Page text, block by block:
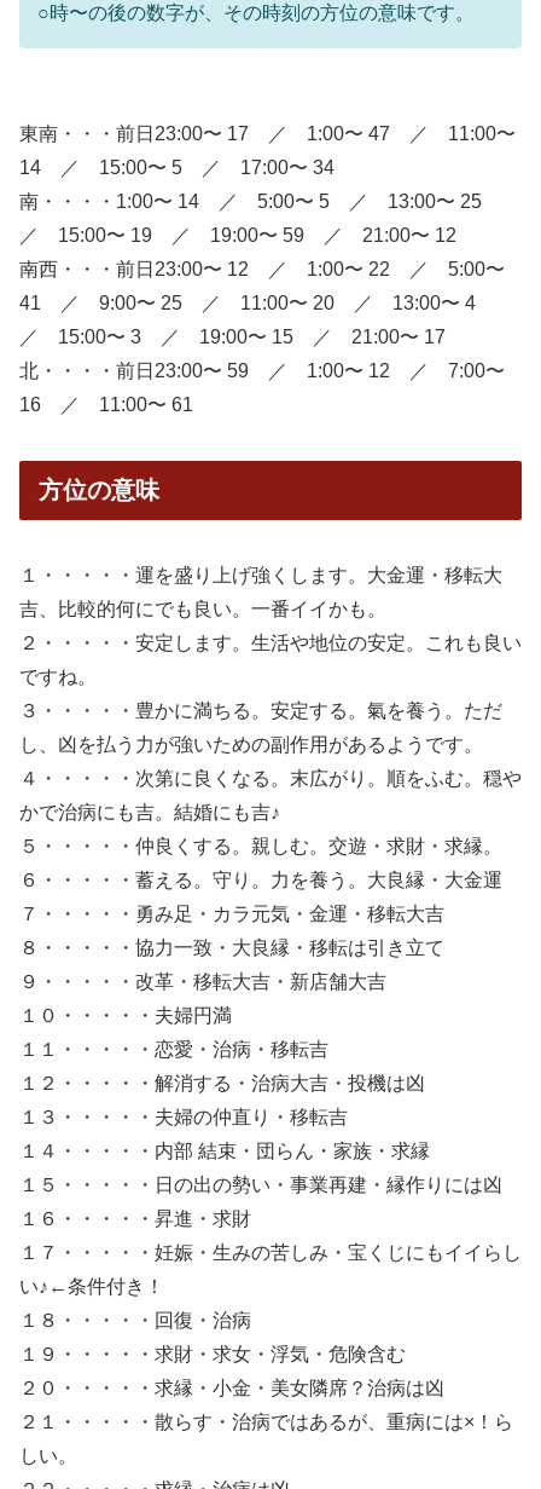
○時〜の後の数字が、その時刻の方位の意味です。
東南・・・前日23:00〜 17 ／ 1:00〜 47 ／ 11:00〜
14 ／ 15:00〜 5 ／ 17:00〜 34
南・・・・1:00〜 14 ／ 5:00〜 5 ／ 13:00〜 25
／ 15:00〜 19 ／ 19:00〜 59 ／ 21:00〜 12
南西・・・前日23:00〜 12 ／ 1:00〜 22 ／ 5:00〜
41 ／ 9:00〜 25 ／ 11:00〜 20 ／ 13:00〜 4
／ 15:00〜 3 ／ 19:00〜 15 ／ 21:00〜 17
北・・・・前日23:00〜 59 ／ 1:00〜 12 ／ 7:00〜
16 ／ 11:00〜 61
方位の意味
１・・・・・運を盛り上げ強くします。大金運・移転大
吉、比較的何にでも良い。一番イイかも。
２・・・・・安定します。生活や地位の安定。これも良い
ですね。
３・・・・・豊かに満ちる。安定する。氣を養う。ただ
し、凶を払う力が強いための副作用があるようです。
４・・・・・次第に良くなる。末広がり。順をふむ。穏や
かで治病にも吉。結婚にも吉♪
５・・・・・仲良くする。親しむ。交遊・求財・求縁。
６・・・・・蓄える。守り。力を養う。大良縁・大金運
７・・・・・勇み足・カラ元気・金運・移転大吉
８・・・・・協力一致・大良縁・移転は引き立て
９・・・・・改革・移転大吉・新店舗大吉
１０・・・・・夫婦円満
１１・・・・・恋愛・治病・移転吉
１２・・・・・解消する・治病大吉・投機は凶
１３・・・・・夫婦の仲直り・移転吉
１４・・・・・内部 結束・団らん・家族・求縁
１５・・・・・日の出の勢い・事業再建・縁作りには凶
１６・・・・・昇進・求財
１７・・・・・妊娠・生みの苦しみ・宝くじにもイイらし
い♪←条件付き！
１８・・・・・回復・治病
１９・・・・・求財・求女・浮気・危険含む
２０・・・・・求縁・小金・美女隣席？治病は凶
２１・・・・・散らす・治病ではあるが、重病には×！ら
しい。